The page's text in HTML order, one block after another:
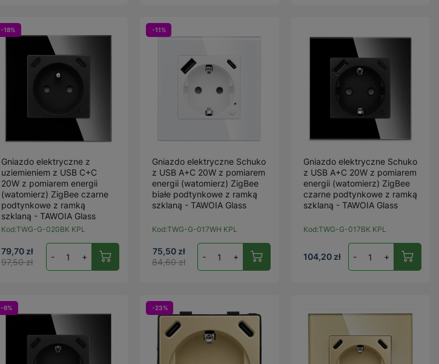
-18%
Gniazdo elektryczne z
uziemieniem z USB C+C
20W z pomiarem energii
(watomierz) ZigBee czarne
podtynkowe z ramką
szklaną - TAWOIA Glass
Kod:TWG-G-020BK KPL
97,50 zł
79,70 zł
- +
-11%
Gniazdo elektryczne Schuko
z USB A+C 20W z pomiarem
energii (watomierz) ZigBee
białe podtynkowe z ramką
szklaną - TAWOIA Glass
Kod:TWG-G-017WH KPL
84,60 zł
75,50 zł
- +
Gniazdo elektryczne Schuko
z USB A+C 20W z pomiarem
energii (watomierz) ZigBee
czarne podtynkowe z ramką
szklaną - TAWOIA Glass
Kod:TWG-G-017BK KPL
104,20 zł - +
-6% -23%